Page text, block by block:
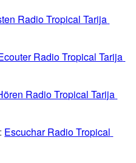
Radio Tropical Tarija
Radio Tropical Tarija
Radio Tropical Tarija
Escuchar Radio Tropical